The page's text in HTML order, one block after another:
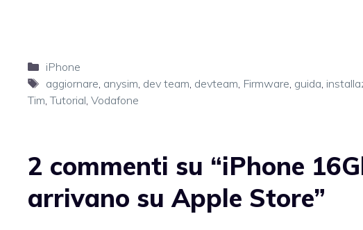
Categorie
iPhone
Tag
aggiornare, anysim, dev team, devteam, Firmware, guida,
Tim,Tutorial, Vodafone
2 commenti su “iPhone
arrivano su Apple Store”